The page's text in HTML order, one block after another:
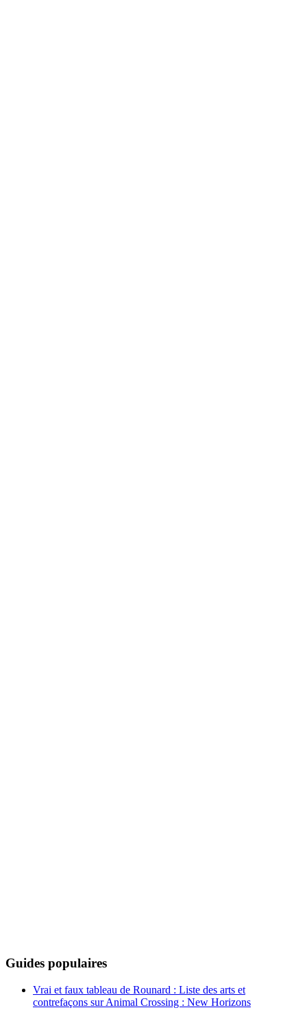
Guides populaires
Vrai et faux tableau de Rounard : Liste des arts et
contrefaçons sur Animal Crossing : New Horizons